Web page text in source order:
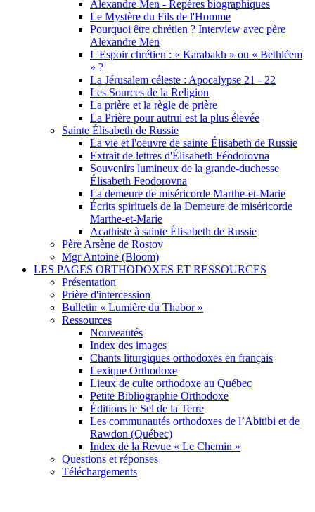
Alexandre Men - Repères biographiques
Le Mystère du Fils de l'Homme
Pourquoi être chrétien ? Interview avec père
Alexandre Men
L'Espoir chrétien : « Karabakh » ou « Bethléem
» ?
La Jérusalem céleste : Apocalypse 21 - 22
Les Sources de la Religion
La prière et la règle de prière
La Prière pour autrui est la plus élevée
Sainte Élisabeth de Russie
La vie et l'oeuvre de sainte Élisabeth de Russie
Extrait de lettres d'Élisabeth Féodorovna
Souvenirs lumineux de la grande-duchesse
Élisabeth Feodorovna
La demeure de miséricorde Marthe-et-Marie
Écrits spirituels de la Demeure de miséricorde
Marthe-et-Marie
Acathiste à sainte Élisabeth de Russie
Père Arsène de Rostov
Mgr Antoine (Bloom)
LES PAGES ORTHODOXES ET RESSOURCES
Présentation
Prière d'intercession
Bulletin « Lumière du Thabor »
Ressources
Nouveautés
Index des images
Chants liturgiques orthodoxes en français
Lexique Orthodoxe
Lieux de culte orthodoxe au Québec
Petite Bibliographie Orthodoxe
Éditions le Sel de la Terre
Les communautés orthodoxes de l’Abitibi et de
Rawdon (Québec)
Index de la Revue « Le Chemin »
Questions et réponses
Téléchargements